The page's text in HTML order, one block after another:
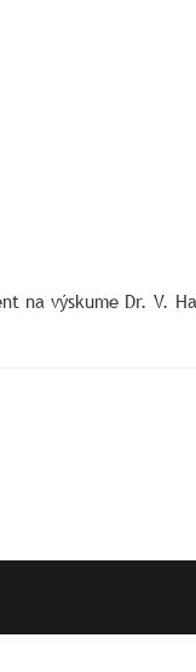
na výskume Dr. V.